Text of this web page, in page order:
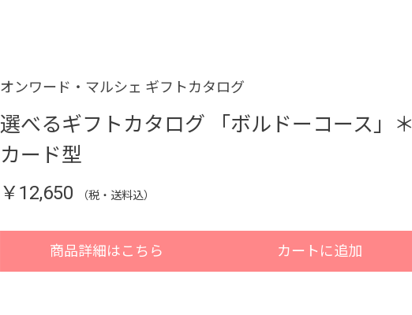
オンワード・マルシェ ギフトカタログ
選べるギフトカタログ 「ボルドーコース」＊
カード型
￥12,650 （税・送料込）
商品詳細はこちら カートに追加